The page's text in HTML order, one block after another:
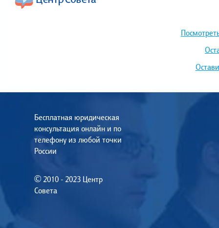
Бесплатная юридическая
консультация онлайн и по
телефону из любой точки
России
© 2010 - 2023 Центр
Совета